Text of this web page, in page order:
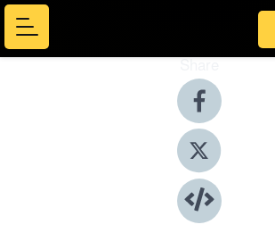
Share